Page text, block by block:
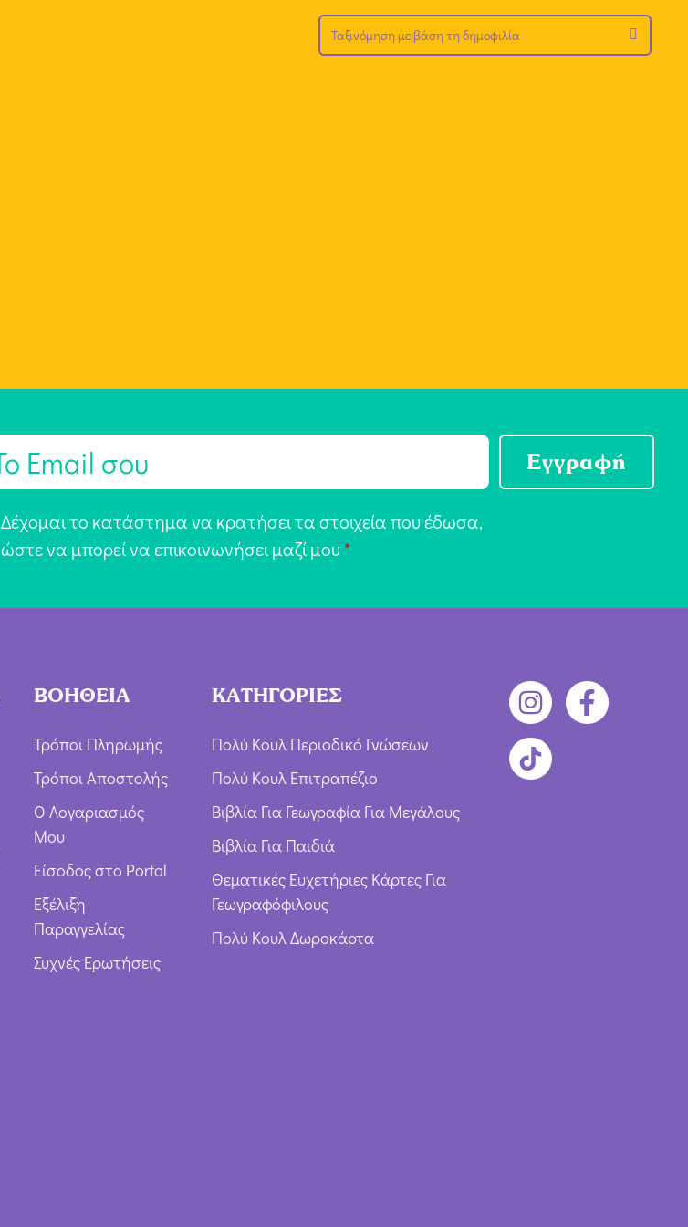
Δέχομαι το κατάστημα να κρατήσει τα στοιχεία που έδωσα,
ώστε να μπορεί να επικοινωνήσει μαζί μου *
Εγγραφή
ΒΟΗΘΕΙΑ
Τρόποι Πληρωμής
Τρόποι Αποστολής
Ο Λογαριασμός
Μου
Είσοδος στο Portal
Εξέλιξη
Παραγγελίας
Συχνές Ερωτήσεις
ΚΑΤΗΓΟΡΙΕΣ
Πολύ Κουλ Περιοδικό Γνώσεων
Πολύ Κουλ Επιτραπέζιο
Βιβλία Για Γεωγραφία Για Μεγάλους
Βιβλία Για Παιδιά
Θεματικές Ευχετήριες Κάρτες Για
Γεωγραφόφιλους
Πολύ Κουλ Δωροκάρτα